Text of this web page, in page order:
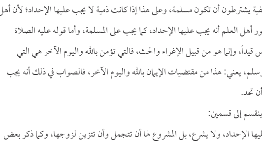
يشترطون أن تكون مسلمة، وعلى هذا إذا كانت ذمية لا يجب عليها الإحداد؛ لأن
أهل العلم أنه يجب عليها الإحداد، كما يجب على المسلمة، وأما قوله عليه الصلاة
قيداً، وإنما هو من قبيل الإغراء والحث، فالتي تؤمن بالله واليوم الآخر هي التي
يعني: هذا من مقتضيات الإيمان بالله واليوم الآخر، فالصواب في ذلك أنه يجب
تحد.
إلى قسمين:
الإحداد، ولا يشرع، بل المشروع لها أن تتجمل وأن تتزين لزوجها، وكما ذكر بعض